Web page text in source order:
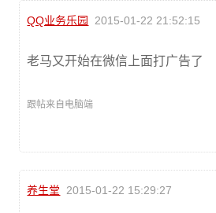
QQ业务乐园 2015-01-22 21:52:15
老马又开始在微信上面打广告了
跟帖来自电脑端
养生堂 2015-01-22 15:29:27